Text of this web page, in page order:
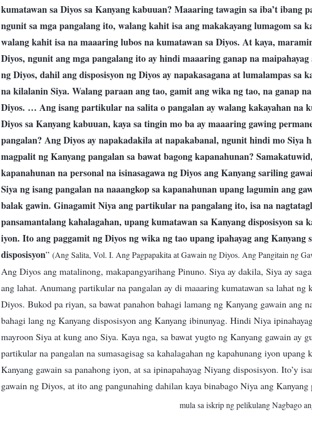
kumatawan sa Diyos sa Kanyang kabuuan? Maaaring tawagin sa iba’t ibang
ngunit sa mga pangalang ito, walang kahit isa ang makakayang lumagom sa
walang kahit isa na maaaring lubos na kumatawan sa Diyos. At kaya,
Diyos, ngunit ang mga pangalang ito ay hindi maaaring ganap na maipahayag
ng Diyos, dahil ang disposisyon ng Diyos ay napakasagana at lumalampas sa
na kilalanin Siya. Walang paraan ang tao, gamit ang wika ng tao, na ganap
Diyos. … Ang isang partikular na salita o pangalan ay walang kakayahan na
Diyos sa Kanyang kabuuan, kaya sa tingin mo ba ay maaaring gawing
pangalan? Ang Diyos ay napakadakila at napakabanal, ngunit hindi mo Siya
magpalit ng Kanyang pangalan sa bawat bagong kapanahunan?
kapanahunan na personal na isinasagawa ng Diyos ang Kanyang sariling
Siya ng isang pangalan na naaangkop sa kapanahunan upang lagumin ang
balak gawin. Ginagamit Niya ang partikular na pangalang ito, isa na
pansamantalang kahalagahan, upang kumatawan sa Kanyang disposisyon sa
iyon. Ito ang paggamit ng Diyos ng wika ng tao upang ipahayag ang Kanyang
disposisyon” (Ang Salita, Vol. I. Ang Pagpapakita at Gawain ng Diyos. Ang Pangitain ng
Ang Diyos ang matalinong, makapangyarihang Pinuno. Siya ay dakila, Siya ay
ang lahat. Anumang partikular na pangalan ay di maaaring kumatawan sa lahat ng
Diyos. Bukod pa riyan, sa bawat panahon bahagi lamang ng Kanyang gawain ang
bahagi lang ng Kanyang disposisyon ang Kanyang ibinunyag. Hindi Niya
mayroon Siya at kung ano Siya. Kaya nga, sa bawat yugto ng Kanyang gawain ay
partikular na pangalan na sumasagisag sa kahalagahan ng kapahunang iyon upang
Kanyang gawain sa panahong iyon, at sa ipinapahayag Niyang disposisyon. Ito’y
gawain ng Diyos, at ito ang pangunahing dahilan kaya binabago Niya ang Kanyang
mula sa iskrip ng pelikulang Nagbago